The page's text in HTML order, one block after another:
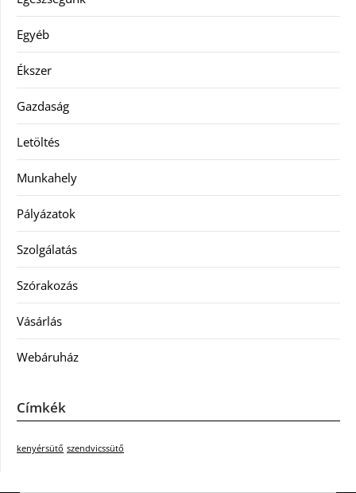
Egyéb
Ékszer
Gazdaság
Letöltés
Munkahely
Pályázatok
Szolgálatás
Szórakozás
Vásárlás
Webáruház
Címkék
kenyérsütő szendvicssütő